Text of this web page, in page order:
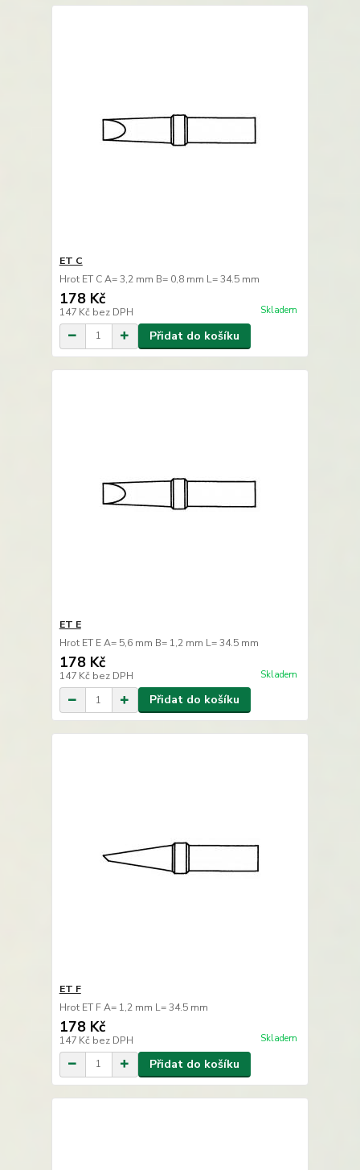
ET C
Hrot ET C A= 3,2 mm B= 0,8 mm L= 34.5 mm
178 Kč
147 Kč bez DPH Skladem
Přidat do košíku
ET E
Hrot ET E A= 5,6 mm B= 1,2 mm L= 34.5 mm
178 Kč
147 Kč bez DPH Skladem
Přidat do košíku
ET F
Hrot ET F A= 1,2 mm L= 34.5 mm
178 Kč
147 Kč bez DPH Skladem
Přidat do košíku